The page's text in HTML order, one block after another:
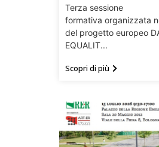
Terza sessione
formativa organizzata
del progetto europeo
EQUALIT...
Scopri di più